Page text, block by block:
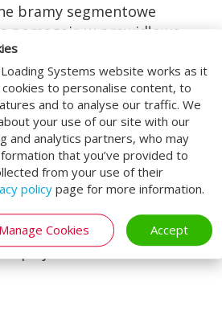
Systems website works as it
to personalise content, to
and to analyse our traffic. We
your use of our site with our
and analytics partners, who may
that you’ve provided to
from your use of their
policy page for more information.
Manage Cookies Accept
bramy segmentowe
pomagają w prawidłowo
Przy zbyt długim
ciepło (lub
z budynku. Dlatego
otwarcia był jak
sterowanie może
otwarcia bramy.
radaru otwiera
się wózek widłowy i może
przejeździe. Daje to nie
wydajności, ale
lepiej stabilizować klimat